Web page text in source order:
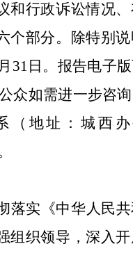
和行政诉讼情况
个部分。除特别
月 31 日。 报告电子
众如需进一步咨
（地址：城西
落实《中华人民
组织领导，深入